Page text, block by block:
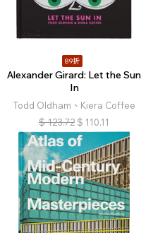
89折
Alexander Girard: Let the Sun
In
Todd Oldham、Kiera Coffee
$ 123.72 $ 110.11